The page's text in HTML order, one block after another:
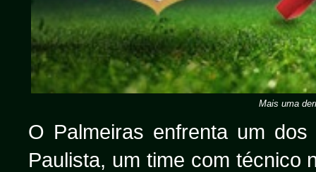
Mais uma
O Palmeiras enfrenta um
Paulista, um time com técnico